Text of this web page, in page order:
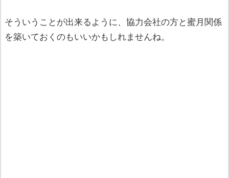
そういうことが出来るように、協力会社の方と蜜月関係
を築いておくのもいいかもしれませんね。